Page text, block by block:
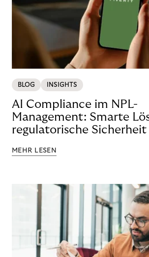
BLOG INSIGHTS
AI Compliance im NPL-
Management: Smarte
regulatorische Sicherheit
MEHR LESEN